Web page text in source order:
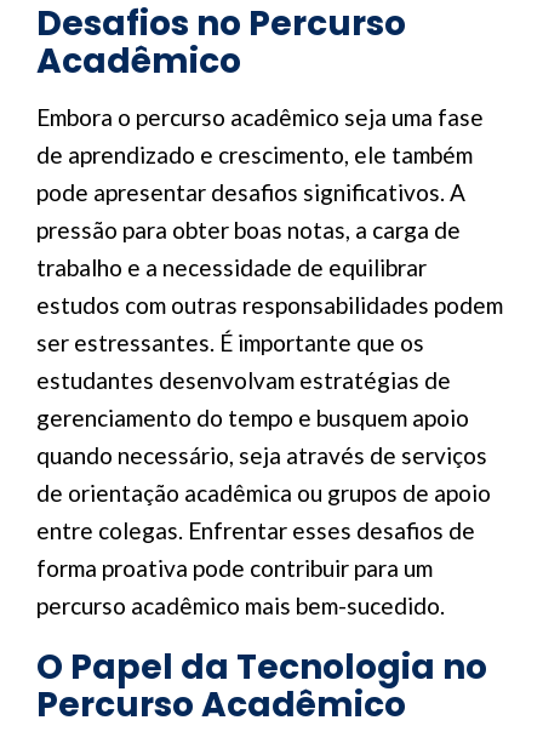
Desafios no Percurso
Acadêmico
Embora o percurso acadêmico seja uma fase
de aprendizado e crescimento, ele também
pode apresentar desafios significativos. A
pressão para obter boas notas, a carga de
trabalho e a necessidade de equilibrar
estudos com outras responsabilidades podem
ser estressantes. É importante que os
estudantes desenvolvam estratégias de
gerenciamento do tempo e busquem apoio
quando necessário, seja através de serviços
de orientação acadêmica ou grupos de apoio
entre colegas. Enfrentar esses desafios de
forma proativa pode contribuir para um
percurso acadêmico mais bem-sucedido.
O Papel da Tecnologia no
Percurso Acadêmico